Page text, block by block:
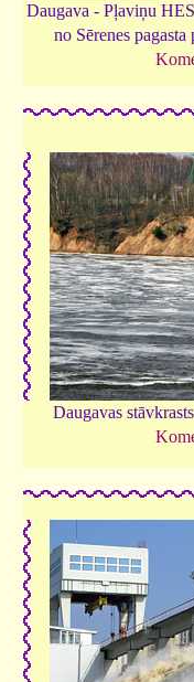
Daugava - Pļaviņu
no Sērenes pagasta
Daugavas